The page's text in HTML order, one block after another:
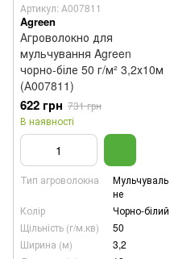
Артикул: А007811
Agreen
Агроволокно для
мульчування Agreen
чорно-біле 50 г/м² 3,2х10м
(А007811)
622 грн 731 грн
В наявності
Тип агроволокна
Мульчуваль
не
Колір
Чорно-білий
Щільність (г/м.кв)
50
Ширина (м)
3,2